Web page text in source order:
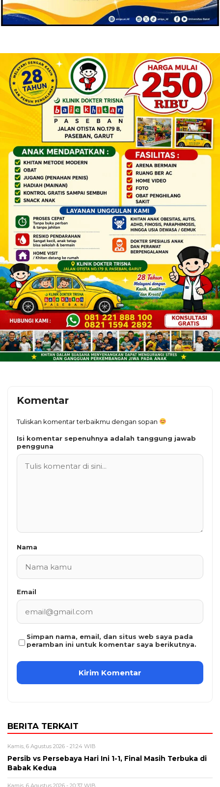
Komentar
Tuliskan komentar terbaikmu dengan sopan
Isi komentar sepenuhnya adalah tanggung jawab
pengguna
Nama
Email
Simpan nama, email, dan situs web saya pada
peramban ini untuk komentar saya berikutnya.
BERITA TERKAIT
Kamis, 6 Agustus 2026 - 21:24 WIB
Persib vs Persebaya Hari Ini 1-1, Final Masih Terbuka di
Babak Kedua
Kamis, 6 Agustus 2026 - 20:37 WIB